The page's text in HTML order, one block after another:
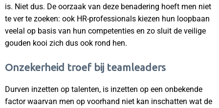
is. Niet dus. De oorzaak van deze benadering hoeft men niet
te ver te zoeken: ook HR-professionals kiezen hun loopbaan
veelal op basis van hun competenties en zo sluit de veilige
gouden kooi zich dus ook rond hen.
Onzekerheid troef bij teamleaders
Durven inzetten op talenten, is inzetten op een onbekende
factor waarvan men op voorhand niet kan inschatten wat de